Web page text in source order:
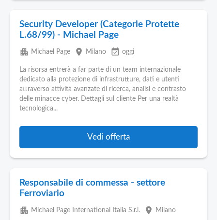
Security Developer (Categorie Protette
L.68/99) - Michael Page
apartment Michael Page place Milano event_available oggi
La risorsa entrerà a far parte di un team internazionale
dedicato alla protezione di infrastrutture, dati e utenti
attraverso attività avanzate di ricerca, analisi e contrasto
delle minacce cyber. Dettagli sul cliente Per una realtà
tecnologica...
Vedi offerta
Responsabile di commessa - settore
Ferroviario
apartment Michael Page International Italia S.r.l. place Milano